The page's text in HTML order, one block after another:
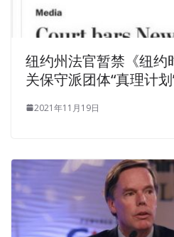
纽约州法官暂禁《纽约
关保守派团体“真理计
2021年11月19日